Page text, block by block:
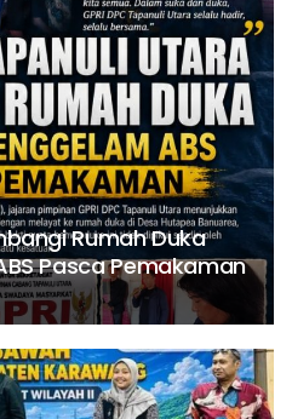
Rumah Duka
Pasca Pemakaman